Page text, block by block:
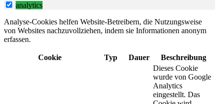
analytics
Analyse-Cookies helfen Website-Betreibern, die Nutzungsweise
von Websites nachzuvollziehen, indem sie Informationen anonym
erfassen.
Cookie Typ Dauer Beschreibung
Dieses Cookie
wurde von Google
Analytics
eingestellt. Das